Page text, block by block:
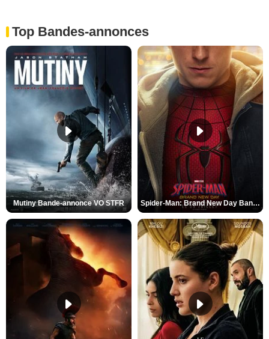
Top Bandes-annonces
Mutiny Bande-annonce VO STFR Spider-Man: Brand New Day Bande-annonce VO STFR